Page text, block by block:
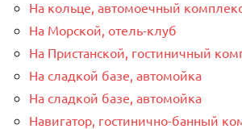
На кольце, автомоечный
На Морской, отель-клуб
На Пристанской, гостиничный
На сладкой базе, автомойка
На сладкой базе, автомойка
Навигатор, гостинично-банный